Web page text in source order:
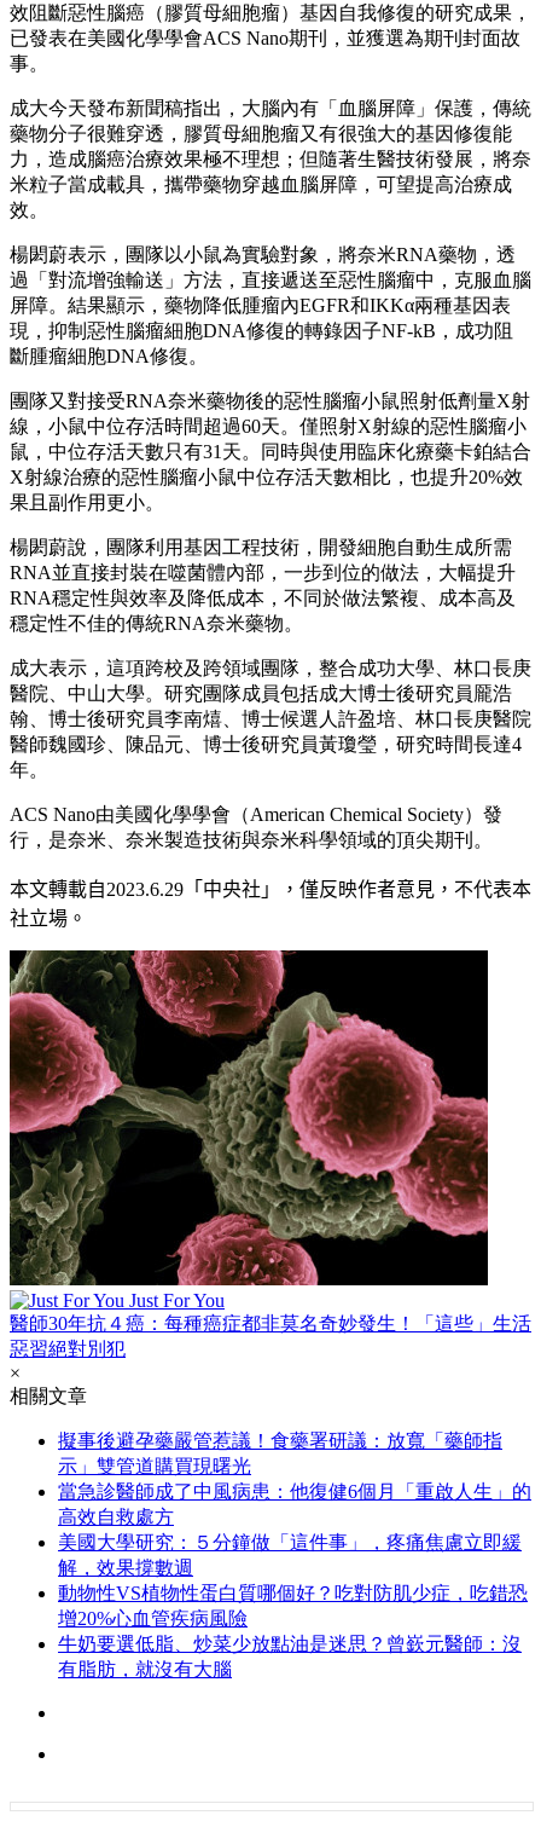
效阻斷惡性腦癌（膠質母細胞瘤）基因自我修復的研究成果，
已發表在美國化學學會ACS Nano期刊，並獲選為期刊封面故
事。
成大今天發布新聞稿指出，大腦內有「血腦屏障」保護，傳統
藥物分子很難穿透，膠質母細胞瘤又有很強大的基因修復能
力，造成腦癌治療效果極不理想；但隨著生醫技術發展，將奈
米粒子當成載具，攜帶藥物穿越血腦屏障，可望提高治療成
效。
楊閎蔚表示，團隊以小鼠為實驗對象，將奈米RNA藥物，透
過「對流增強輸送」方法，直接遞送至惡性腦瘤中，克服血腦
屏障。結果顯示，藥物降低腫瘤內EGFR和IKKα兩種基因表
現，抑制惡性腦瘤細胞DNA修復的轉錄因子NF-kB，成功阻
斷腫瘤細胞DNA修復。
團隊又對接受RNA奈米藥物後的惡性腦瘤小鼠照射低劑量X射
線，小鼠中位存活時間超過60天。僅照射X射線的惡性腦瘤小
鼠，中位存活天數只有31天。同時與使用臨床化療藥卡鉑結合
X射線治療的惡性腦瘤小鼠中位存活天數相比，也提升20%效
果且副作用更小。
楊閎蔚說，團隊利用基因工程技術，開發細胞自動生成所需
RNA並直接封裝在噬菌體內部，一步到位的做法，大幅提升
RNA穩定性與效率及降低成本，不同於做法繁複、成本高及
穩定性不佳的傳統RNA奈米藥物。
成大表示，這項跨校及跨領域團隊，整合成功大學、林口長庚
醫院、中山大學。研究團隊成員包括成大博士後研究員龎浩
翰、博士後研究員李南熺、博士候選人許盈培、林口長庚醫院
醫師魏國珍、陳品元、博士後研究員黃瓊瑩，研究時間長達4
年。
ACS Nano由美國化學學會（American Chemical Society）發
行，是奈米、奈米製造技術與奈米科學領域的頂尖期刊。
本文轉載自2023.6.29 「中央社」
，僅反映作者意見，不代表本
社立場。
Just For You
醫師30年抗４癌：每種癌症都非莫名奇妙發生！「這些」生活
惡習絕對別犯
×
相關文章
擬事後避孕藥嚴管惹議！食藥署研議：放寬「藥師指
示」雙管道購買現曙光
當急診醫師成了中風病患：他復健6個月「重啟人生」的
高效自救處方
美國大學研究：５分鐘做「這件事」，疼痛焦慮立即緩
解，效果撐數週
動物性VS植物性蛋白質哪個好？吃對防肌少症，吃錯恐
增20%心血管疾病風險
牛奶要選低脂、炒菜少放點油是迷思？曾嶔元醫師：沒
有脂肪，就沒有大腦